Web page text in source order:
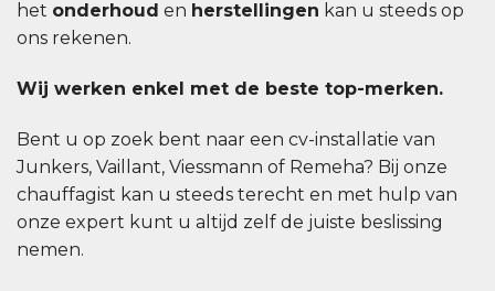
het onderhoud en herstellingen kan u steeds op
ons rekenen.
Wij werken enkel met de beste top-merken.
Bent u op zoek bent naar een cv-installatie van
Junkers, Vaillant, Viessmann of Remeha? Bij onze
chauffagist kan u steeds terecht en met hulp van
onze expert kunt u altijd zelf de juiste beslissing
nemen.